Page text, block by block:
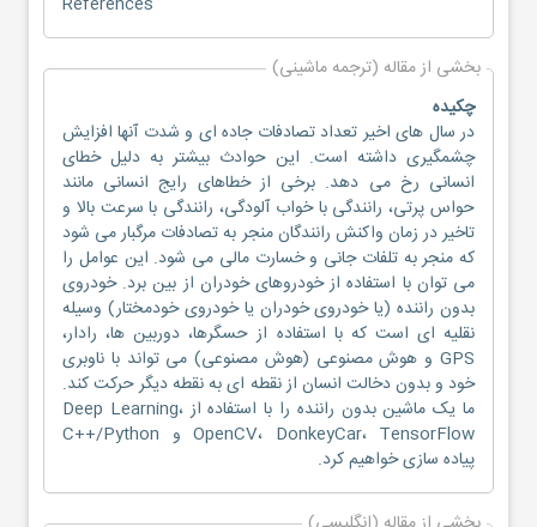
بخشی از مقاله (ترجمه ماشینی)
چکیده
در سال های اخیر تعداد تصادفات جاده ای و شدت آنها افزایش
چشمگیری داشته است. این حوادث بیشتر به دلیل خطای
انسانی رخ می دهد. برخی از خطاهای رایج انسانی مانند
حواس پرتی، رانندگی با خواب آلودگی، رانندگی با سرعت بالا و
تاخیر در زمان واکنش رانندگان منجر به تصادفات مرگبار می شود
که منجر به تلفات جانی و خسارت مالی می شود. این عوامل را
می توان با استفاده از خودروهای خودران از بین برد. خودروی
بدون راننده (یا خودروی خودران یا خودروی خودمختار) وسیله
نقلیه ای است که با استفاده از حسگرها، دوربین ها، رادار،
GPS و هوش مصنوعی (هوش مصنوعی) می تواند با ناوبری
خود و بدون دخالت انسان از نقطه ای به نقطه دیگر حرکت کند.
ما یک ماشین بدون راننده را با استفاده از Deep Learning،
OpenCV، DonkeyCar، TensorFlow و C++/Python
پیاده سازی خواهیم کرد.